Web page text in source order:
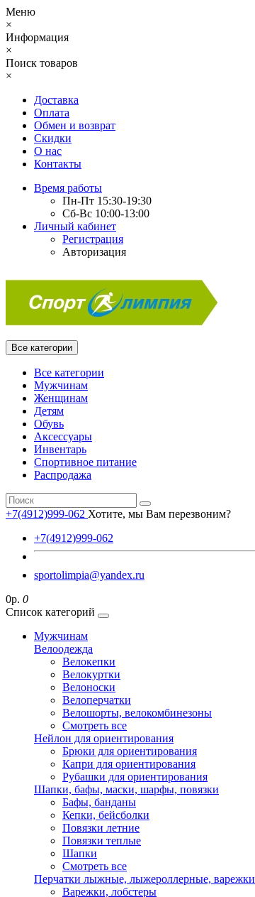
Меню
×
Информация
×
Поиск товаров
×
Доставка
Оплата
Обмен и возврат
Скидки
О нас
Контакты
Время работы
Пн-Пт 15:30-19:30
Сб-Вс 10:00-13:00
Личный кабинет
Регистрация
Авторизация
Все категории
Все категории
Мужчинам
Женщинам
Детям
Обувь
Аксессуары
Инвентарь
Спортивное питание
Распродажа
+7(4912)999-062 Хотите, мы Вам перезвоним?
+7(4912)999-062
sportolimpia@yandex.ru
0р. 0
Список категорий
Мужчинам
Велоодежда
Велокепки
Велокуртки
Велоноски
Велоперчатки
Велошорты, велокомбинезоны
Смотреть все
Нейлон для ориентирования
Брюки для ориентирования
Капри для ориентирования
Рубашки для ориентирования
Шапки, бафы, маски, шарфы, повязки
Бафы, банданы
Кепки, бейсболки
Повязки летние
Повязки теплые
Шапки
Смотреть все
Перчатки лыжные, лыжероллерные, варежки
Варежки, лобстеры